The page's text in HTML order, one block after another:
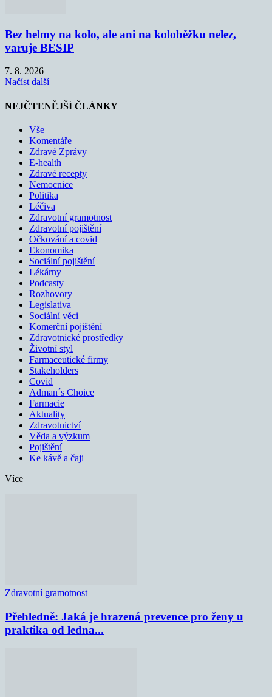
Bez helmy na kolo, ale ani na koloběžku nelez,
varuje BESIP
7. 8. 2026
Načíst další
NEJČTENĚJŠÍ ČLÁNKY
Vše
Komentáře
Zdravé Zprávy
E-health
Zdravé recepty
Nemocnice
Politika
Léčiva
Zdravotní gramotnost
Zdravotní pojištění
Očkování a covid
Ekonomika
Sociální pojištění
Lékárny
Podcasty
Rozhovory
Legislativa
Sociální věci
Komerční pojištění
Zdravotnické prostředky
Životní styl
Farmaceutické firmy
Stakeholders
Covid
Adman´s Choice
Farmacie
Aktuality
Zdravotnictví
Věda a výzkum
Pojištění
Ke kávě a čaji
Více
Zdravotní gramotnost
Přehledně: Jaká je hrazená prevence pro ženy u
praktika od ledna...